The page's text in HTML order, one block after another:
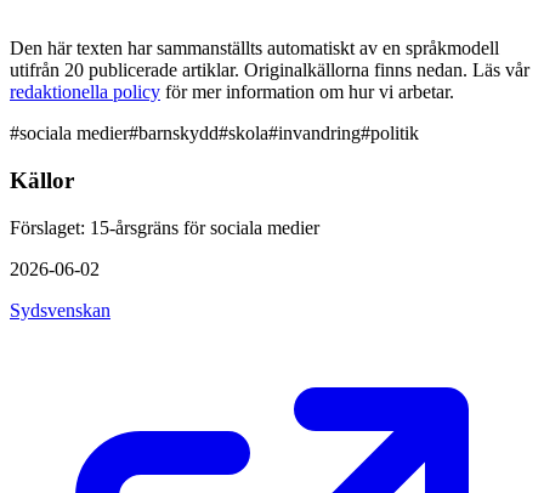
Den här texten har sammanställts automatiskt av en språkmodell
utifrån 20 publicerade artiklar. Originalkällorna finns nedan. Läs vår
redaktionella policy för mer information om hur vi arbetar.
#sociala medier#barnskydd#skola#invandring#politik
Källor
Förslaget: 15-årsgräns för sociala medier
2026-06-02
Sydsvenskan